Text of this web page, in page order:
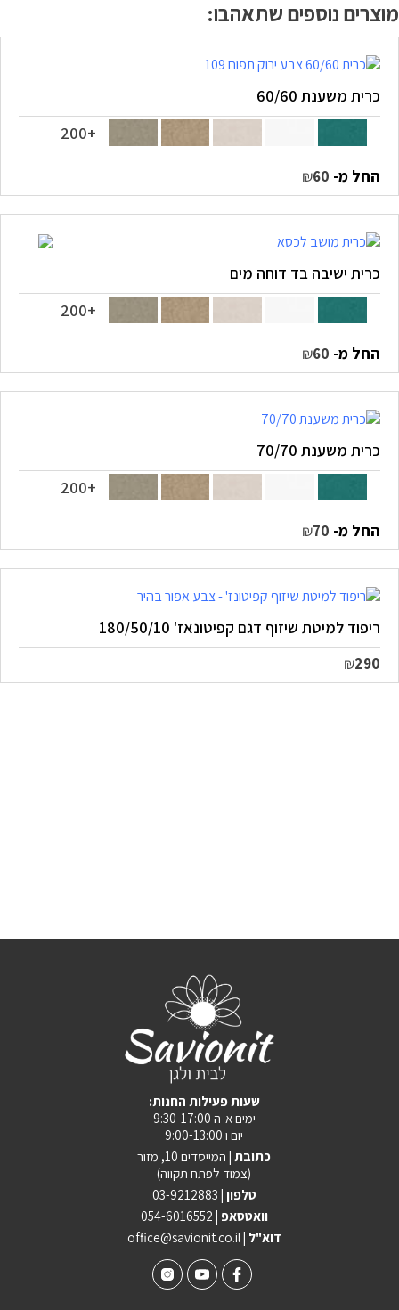
מוצרים נוספים שתאהבו:
כרית משענת 60/60
+200
החל מ- ₪60
כרית ישיבה בד דוחה מים
+200
החל מ- ₪60
כרית משענת 70/70
+200
החל מ- ₪70
ריפוד למיטת שיזוף דגם קפיטונאז' 180/50/10
₪290
:שעות פעילות החנות
ימים א-ה 9:30-17:00
יום ו 9:00-13:00
כתובת | המייסדים 10, מזור
(צמוד לפתח תקווה)
טלפון | 03-9212883
וואטסאפ | 054-6016552
office@savionit.co.il | דוא"ל